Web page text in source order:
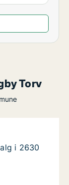
Torv
i 2630
Taastrup,
i 2630
i 2630
i 2630